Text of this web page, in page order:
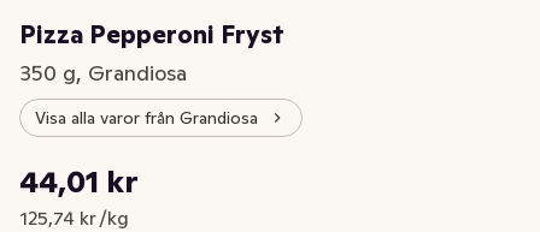
Pizza Pepperoni Fryst
350 g, Grandiosa
Visa alla varor från Grandiosa
Nuvarande pris är: 44,01 kr
44,01 kr
125,74 kr /kg
Styckpris: 125,74 kr /kg